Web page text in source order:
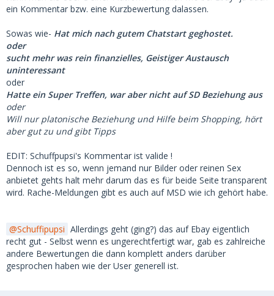
ein Kommentar bzw. eine Kurzbewertung dalassen.
Sowas wie- Hat mich nach gutem Chatstart geghostet.
oder
sucht mehr was rein finanzielles, Geistiger Austausch
uninteressant
oder
Hatte ein Super Treffen, war aber nicht auf SD Beziehung aus
oder
Will nur platonische Beziehung und Hilfe beim Shopping, hört
aber gut zu und gibt Tipps
EDIT: Schuffpupsi's Kommentar ist valide !
Dennoch ist es so, wenn jemand nur Bilder oder reinen Sex
anbietet gehts halt mehr darum das es für beide Seite transparent
wird. Rache-Meldungen gibt es auch auf MSD wie ich gehört habe.
Schuffipupsi Allerdings geht (ging?) das auf Ebay eigentlich
recht gut - Selbst wenn es ungerechtfertigt war, gab es zahlreiche
andere Bewertungen die dann komplett anders darüber
gesprochen haben wie der User generell ist.